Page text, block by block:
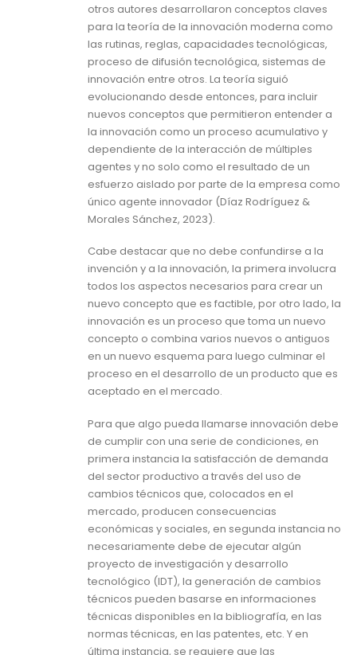
otros autores desarrollaron conceptos claves
para la teoría de la innovación moderna como
las rutinas, reglas, capacidades tecnológicas,
proceso de difusión tecnológica, sistemas de
innovación entre otros. La teoría siguió
evolucionando desde entonces, para incluir
nuevos conceptos que permitieron entender a
la innovación como un proceso acumulativo y
dependiente de la interacción de múltiples
agentes y no solo como el resultado de un
esfuerzo aislado por parte de la empresa como
único agente innovador (Díaz Rodríguez &
Morales Sánchez, 2023).
Cabe destacar que no debe confundirse a la
invención y a la innovación, la primera involucra
todos los aspectos necesarios para crear un
nuevo concepto que es factible, por otro lado, la
innovación es un proceso que toma un nuevo
concepto o combina varios nuevos o antiguos
en un nuevo esquema para luego culminar el
proceso en el desarrollo de un producto que es
aceptado en el mercado.
Para que algo pueda llamarse innovación debe
de cumplir con una serie de condiciones, en
primera instancia la satisfacción de demanda
del sector productivo a través del uso de
cambios técnicos que, colocados en el
mercado, producen consecuencias
económicas y sociales, en segunda instancia no
necesariamente debe de ejecutar algún
proyecto de investigación y desarrollo
tecnológico (IDT), la generación de cambios
técnicos pueden basarse en informaciones
técnicas disponibles en la bibliografía, en las
normas técnicas, en las patentes, etc. Y en
última instancia, se requiere que las